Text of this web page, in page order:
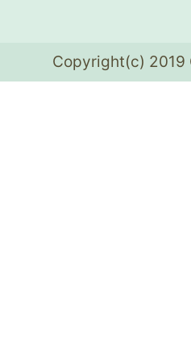
Copyright(c) 2019